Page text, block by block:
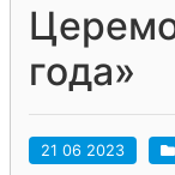
года»
21 06 2023